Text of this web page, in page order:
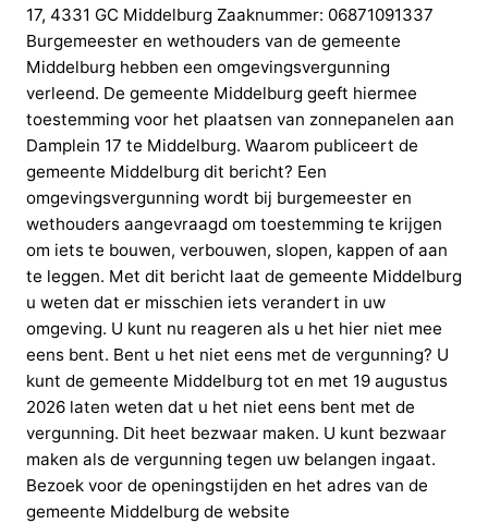
17, 4331 GC Middelburg Zaaknummer: 06871091337
Burgemeester en wethouders van de gemeente
Middelburg hebben een omgevingsvergunning
verleend. De gemeente Middelburg geeft hiermee
toestemming voor het plaatsen van zonnepanelen aan
Damplein 17 te Middelburg. Waarom publiceert de
gemeente Middelburg dit bericht? Een
omgevingsvergunning wordt bij burgemeester en
wethouders aangevraagd om toestemming te krijgen
om iets te bouwen, verbouwen, slopen, kappen of aan
te leggen. Met dit bericht laat de gemeente Middelburg
u weten dat er misschien iets verandert in uw
omgeving. U kunt nu reageren als u het hier niet mee
eens bent. Bent u het niet eens met de vergunning? U
kunt de gemeente Middelburg tot en met 19 augustus
2026 laten weten dat u het niet eens bent met de
vergunning. Dit heet bezwaar maken. U kunt bezwaar
maken als de vergunning tegen uw belangen ingaat.
Bezoek voor de openingstijden en het adres van de
gemeente Middelburg de website